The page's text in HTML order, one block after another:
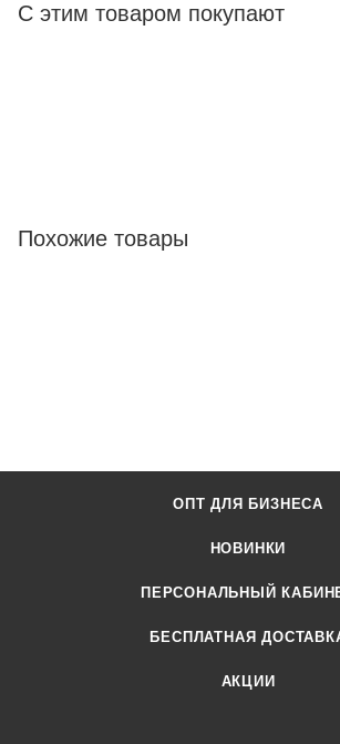
С этим товаром покупают
Похожие товары
ОПТ ДЛЯ БИЗНЕСА
НОВИНКИ
ПЕРСОНАЛЬНЫЙ
БЕСПЛАТНАЯ
АКЦИИ